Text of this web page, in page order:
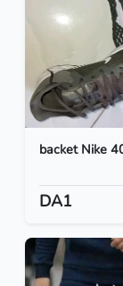
backet Nike
DA1